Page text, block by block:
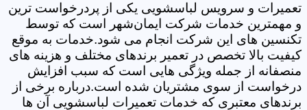
تعمیرات و سرویس لباسشویی یکی از پردرخواست ترین
و مهمترین خدمات شرکت ایمان‌شهر است که توسط
تکنسین های این شرکت انجام می شود.خدمات به موقع
کیفیت بالا تخصص در تعمیر برندهای مختلف و هزینه های
منصفانه از جمله ویژگی هایی است که سبب افزایش
درخواست از سوی مشتریان شده است.درباره برخی از
برندهای معتبری که خدمات تعمیرات لباسشویی آن ها